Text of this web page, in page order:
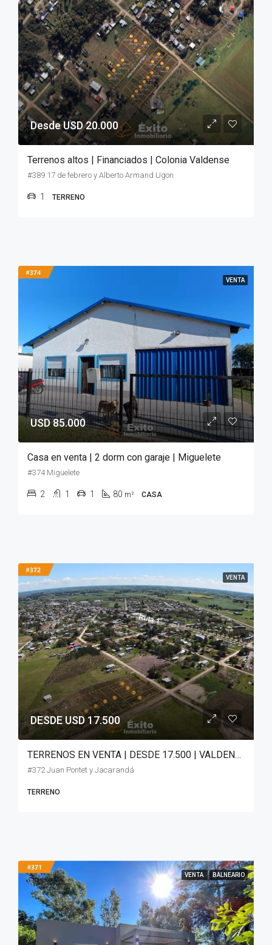
Desde USD 20.000
Terrenos altos | Financiados | Colonia Valdense
#389 17 de febrero y Alberto Armand Ugon
1 TERRENO
VENTA
USD 85.000
Casa en venta | 2 dorm con garaje | Miguelete
#374 Miguelete
2 1 1 80 m² CASA
VENTA
DESDE USD 17.500
TERRENOS EN VENTA | DESDE 17.500 | VALDENSE
#372 Juan Pontet y Jacarandá
TERRENO
VENTA BALNEARIO